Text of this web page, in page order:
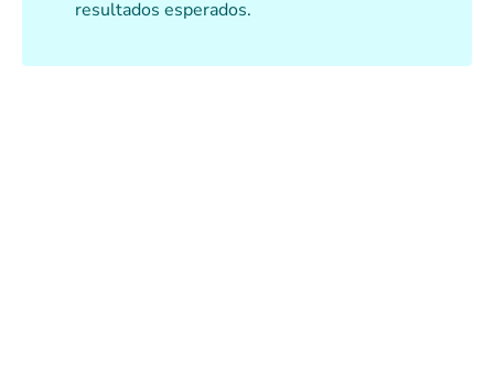
resultados esperados.